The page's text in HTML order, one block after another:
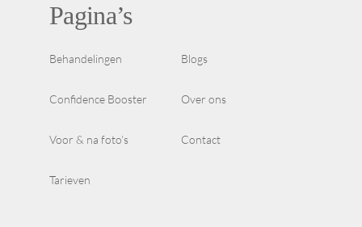
Pagina’s
Behandelingen Blogs
Confidence Booster Over ons
Voor & na foto’s Contact
Tarieven